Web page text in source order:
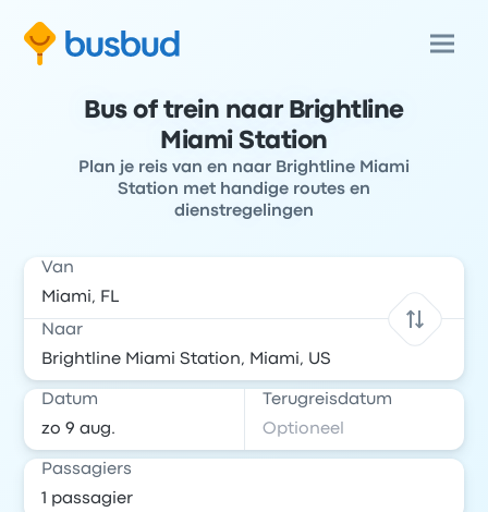
Bus of trein naar Brightline
Miami Station
Plan je reis van en naar Brightline Miami
Station met handige routes en
dienstregelingen
Van
Naar
Datum Terugreisdatum
Passagiers